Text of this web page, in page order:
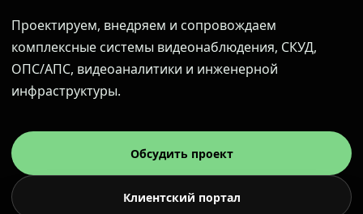
Проектируем, внедряем и сопровождаем
комплексные системы видеонаблюдения, СКУД,
ОПС/АПС, видеоаналитики и инженерной
инфраструктуры.
Обсудить проект
Клиентский портал